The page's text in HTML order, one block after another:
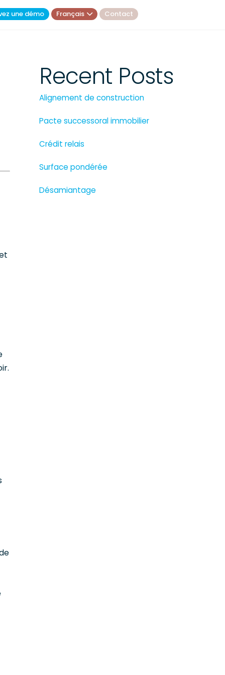
une démo Français Contact
Recent Posts
Alignement de construction
Pacte successoral immobilier
Crédit relais
Surface pondérée
Désamiantage